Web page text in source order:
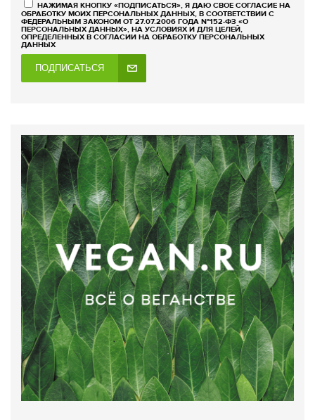
НАЖИМАЯ КНОПКУ «ПОДПИСАТЬСЯ», Я ДАЮ СВОЕ СОГЛАСИЕ НА
ОБРАБОТКУ МОИХ ПЕРСОНАЛЬНЫХ ДАННЫХ, В СООТВЕТСТВИИ С
ФЕДЕРАЛЬНЫМ ЗАКОНОМ ОТ 27.07.2006 ГОДА №152-ФЗ «О
ПЕРСОНАЛЬНЫХ ДАННЫХ», НА УСЛОВИЯХ И ДЛЯ ЦЕЛЕЙ,
ОПРЕДЕЛЕННЫХ В СОГЛАСИИ НА ОБРАБОТКУ ПЕРСОНАЛЬНЫХ
ДАННЫХ
ПОДПИСАТЬСЯ